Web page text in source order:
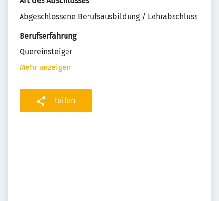
Abgeschlossene Berufsausbildung / Lehrabschluss
Berufserfahrung
Quereinsteiger
Mehr anzeigen
Teilen